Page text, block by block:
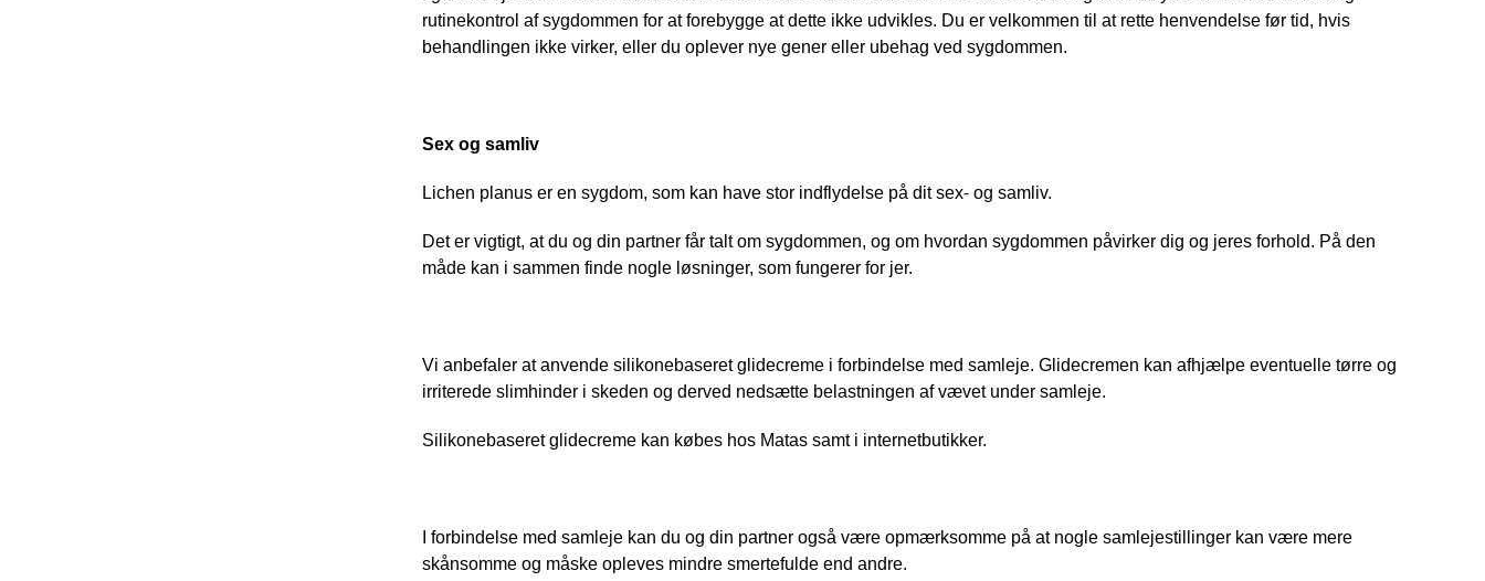
rutinekontrol af sygdommen for at forebygge at dette ikke udvikles. Du er velkommen til at rette henvendelse før tid, hvis
behandlingen ikke virker, eller du oplever nye gener eller ubehag ved sygdommen.
Sex og samliv
Lichen planus er en sygdom, som kan have stor indflydelse på dit sex- og samliv.
Det er vigtigt, at du og din partner får talt om sygdommen, og om hvordan sygdommen påvirker dig og jeres forhold. På den
måde kan i sammen finde nogle løsninger, som fungerer for jer.
Vi anbefaler at anvende silikonebaseret glidecreme i forbindelse med samleje. Glidecremen kan afhjælpe eventuelle tørre og
irriterede slimhinder i skeden og derved nedsætte belastningen af vævet under samleje.
Silikonebaseret glidecreme kan købes hos Matas samt i internetbutikker.
I forbindelse med samleje kan du og din partner også være opmærksomme på at nogle samlejestillinger kan være mere
skånsomme og måske opleves mindre smertefulde end andre.